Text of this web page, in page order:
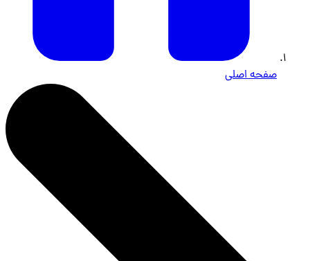
صفحه اصلی